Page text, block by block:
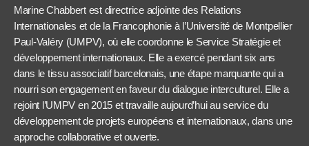
Marine Chabbert est directrice adjointe des Relations
Internationales et de la Francophonie à l’Université de Montpellier
Paul-Valéry (UMPV), où elle coordonne le Service Stratégie et
développement internationaux. Elle a exercé pendant six ans
dans le tissu associatif barcelonais, une étape marquante qui a
nourri son engagement en faveur du dialogue interculturel. Elle a
rejoint l’UMPV en 2015 et travaille aujourd’hui au service du
développement de projets européens et internationaux, dans une
approche collaborative et ouverte.